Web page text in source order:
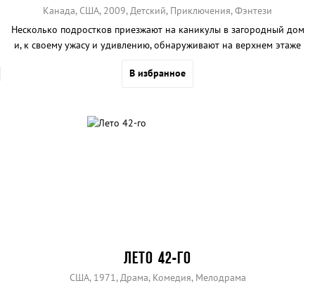
Канада, США, 2009, Детский, Приключения, Фэнтези
Несколько подростков приезжают на каникулы в загородный дом
и, к своему ужасу и удивлению, обнаруживают на верхнем этаже
В избранное
ЛЕТО 42-ГО
США, 1971, Драма, Комедия, Мелодрама